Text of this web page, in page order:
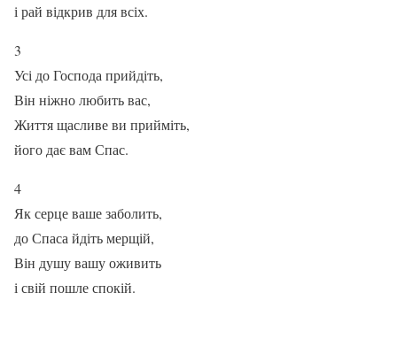
і рай відкрив для всіх.
3
Усі до Господа прийдіть,
Він ніжно любить вас,
Життя щасливе ви прийміть,
його дає вам Спас.
4
Як серце ваше заболить,
до Спаса йдіть мерщій,
Він душу вашу оживить
і свій пошле спокій.